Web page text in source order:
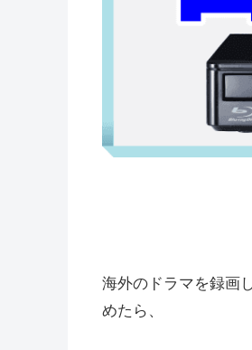
海外のドラマを録画
めたら、